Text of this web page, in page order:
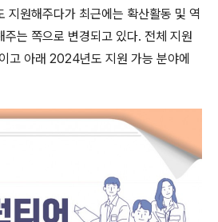
지원해주다가 최근에는 확산활동 및 역
주는 쪽으로 변경되고 있다. 전체 지원
고 아래 2024년도 지원 가능 분야에